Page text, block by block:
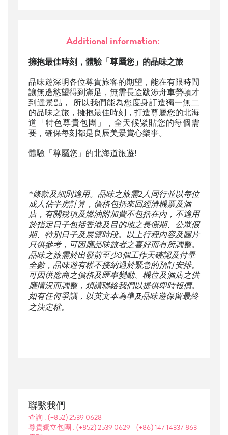
Additional information:
擁抱最佳時刻，體驗「尊屬您」的品味之旅
品味遊深明各位尊貴旅客的期望，能在有限時間
讓無邊慾望得到滿足，無需長途跋涉舟車勞頓才
到達景點， 所以我們能為您度身訂造獨一無二
的品味之旅，擁抱最佳時刻，打造尊屬您的北海
道「特色尊貴包團」，全天候緊貼您的每個需
要，確保每刻都是良辰美景賞心樂事。
體驗「尊屬您」的北海道旅遊!
*條款及細則適用。品味之旅需2人同行並以每位
成人佔半房計算，價格包括來回經濟機票及酒
店，有關稅項及燃油附加費不包括在內，不適用
於指定日子包括香港及目的地之長假期、公眾假
期、特別日子及展覽時段。以上行程內容及圖片
只供參考，可因應品味旅者之喜好而有所調整。
品味之旅需於出發前至少3個工作天確認及付畢
全數，品味遊有權不接納過於緊急的預訂安排。
可因供應商之價格及匯率變動、機位及酒店之供
應情況而調整，煩請聯絡我們以提供即時報價。
如有任何爭議，以英文本為準及品味遊保留最終
之決定權。
聯繫我們
查詢 : (+852) 2539 0628
尊貴獨立包團 : (+852) 2539 0629 - (+86) 147 14337 863